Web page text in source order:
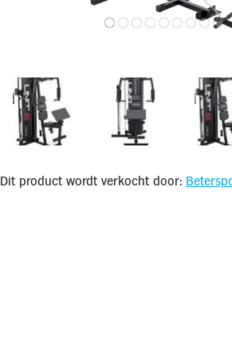
Dit product wordt verkocht door: